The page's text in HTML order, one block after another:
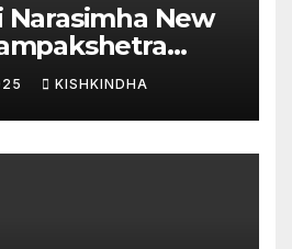
Narasimha New
– Upcoming
KISHKINDHA